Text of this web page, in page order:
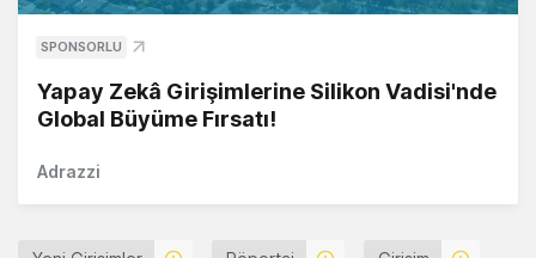
SPONSORLU
Yapay Zekâ Girişimlerine Silikon Vadisi'nde
Global Büyüme Fırsatı!
Adrazzi